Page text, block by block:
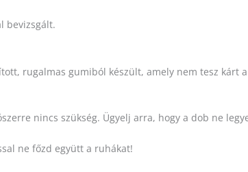
bevizsgált.
rugalmas gumiból készült, amely nem tesz kárt
nincs szükség. Ügyelj arra, hogy a dob ne
ne főzd együtt a ruhákat!